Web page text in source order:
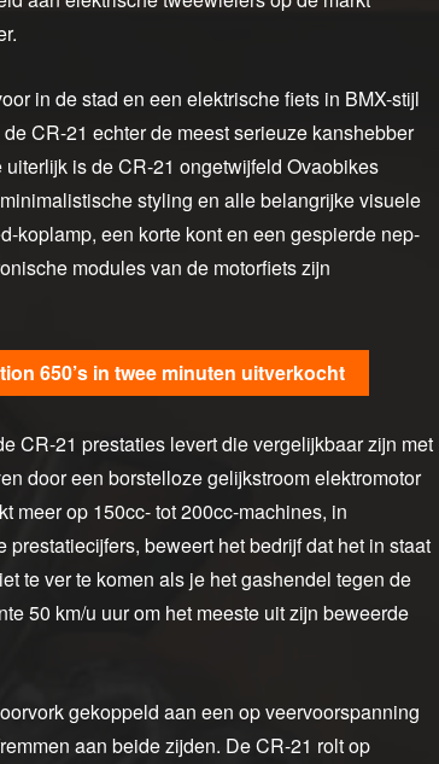
in de stad en een elektrische fiets in BMX-stijl
CR-21 echter de meest serieuze kanshebber
is de CR-21 ongetwijfeld Ovaobikes
styling en alle belangrijke visuele
koplamp, een korte kont en een gespierde nep-
modules van de motorfiets zijn
650’s in twee minuten uitverkocht
CR-21 prestaties levert die vergelijkbaar zijn met
door een borstelloze gelijkstroom elektromotor
meer op 150cc- tot 200cc-machines, in
beweert het bedrijf dat het in staat
te ver te komen als je het gashendel tegen de
50 km/u uur om het meeste uit zijn beweerde
gekoppeld aan een op veervoorspanning
aan beide zijden. De CR-21 rolt op